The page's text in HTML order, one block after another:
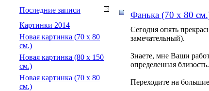
Фанька (70 х 80
Сегодня опять
замечательный).
Знаете, мне Ваши
определенная
Переходите на
Последние записи
Картинки 2014
Новая картинка (70 х 80
см.)
Новая картинка (80 х 150
см.)
Новая картинка (70 х 80
см.)